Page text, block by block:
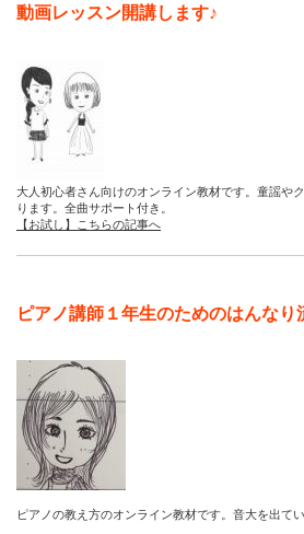
動画レッスン開講します♪
大人初心者さん向けのオンライン教材です。童謡や
ります。全曲サポート付き。
【お試し】こちらの記事へ
ピアノ講師１年生のためのはんなり
ピアノの教え方のオンライン教材です。音大を出て